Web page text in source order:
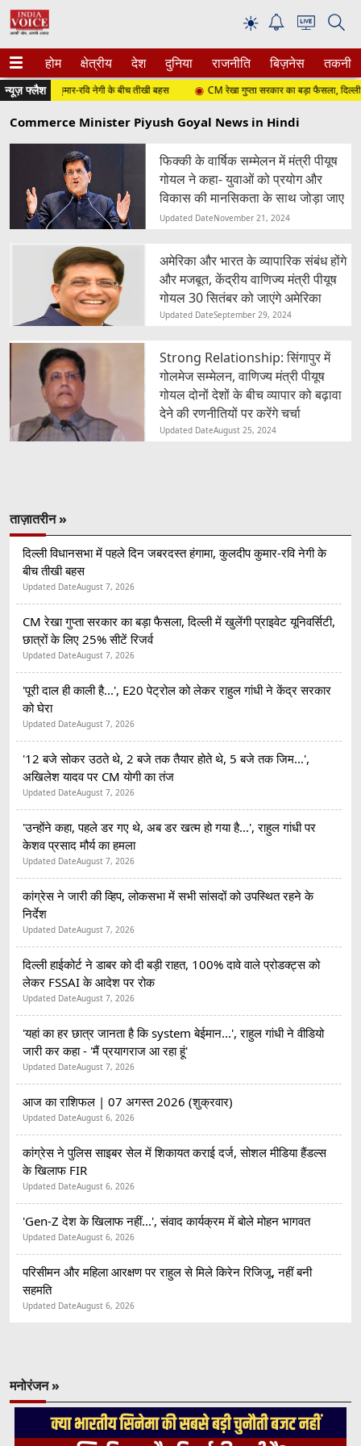
☀
होम क्षेत्रीय देश दुनिया राजनीति बिज़नेस तकनीक
न्यूज़ फ्लैश
कुलदीप कुमार-रवि नेगी के बीच तीखी बहस CM रेखा गुप्ता सरकार का बड़ा फैसला, दिल्ली में
Commerce Minister Piyush Goyal News in Hindi
फिक्की के वार्षिक सम्मेलन में मंत्री पीयूष
गोयल ने कहा- युवाओं को प्रयोग और
विकास की मानसिकता के साथ जोड़ा जाए
Updated DateNovember 21, 2024
अमेरिका और भारत के व्यापारिक संबंध होंगे
और मजबूत, केंद्रीय वाणिज्य मंत्री पीयूष
गोयल 30 सितंबर को जाएंगे अमेरिका
Updated DateSeptember 29, 2024
Strong Relationship: सिंगापुर में
गोलमेज सम्मेलन, वाणिज्य मंत्री पीयूष
गोयल दोनों देशों के बीच व्यापार को बढ़ावा
देने की रणनीतियों पर करेंगे चर्चा
Updated DateAugust 25, 2024
ताज़ातरीन »
दिल्ली विधानसभा में पहले दिन जबरदस्त हंगामा, कुलदीप कुमार-रवि नेगी के
बीच तीखी बहस
Updated DateAugust 7, 2026
CM रेखा गुप्ता सरकार का बड़ा फैसला, दिल्ली में खुलेंगी प्राइवेट यूनिवर्सिटी,
छात्रों के लिए 25% सीटें रिजर्व
Updated DateAugust 7, 2026
'पूरी दाल ही काली है...', E20 पेट्रोल को लेकर राहुल गांधी ने केंद्र सरकार
को घेरा
Updated DateAugust 7, 2026
'12 बजे सोकर उठते थे, 2 बजे तक तैयार होते थे, 5 बजे तक जिम...',
अखिलेश यादव पर CM योगी का तंज
Updated DateAugust 7, 2026
'उन्होंने कहा, पहले डर गए थे, अब डर खत्म हो गया है...', राहुल गांधी पर
केशव प्रसाद मौर्य का हमला
Updated DateAugust 7, 2026
कांग्रेस ने जारी की व्हिप, लोकसभा में सभी सांसदों को उपस्थित रहने के
निर्देश
Updated DateAugust 7, 2026
दिल्ली हाईकोर्ट ने डाबर को दी बड़ी राहत, 100% दावे वाले प्रोडक्ट्स को
लेकर FSSAI के आदेश पर रोक
Updated DateAugust 7, 2026
'यहां का हर छात्र जानता है कि system बेईमान...', राहुल गांधी ने वीडियो
जारी कर कहा - 'मैं प्रयागराज आ रहा हूं'
Updated DateAugust 7, 2026
आज का राशिफल | 07 अगस्त 2026 (शुक्रवार)
Updated DateAugust 6, 2026
कांग्रेस ने पुलिस साइबर सेल में शिकायत कराई दर्ज, सोशल मीडिया हैंडल्स
के खिलाफ FIR
Updated DateAugust 6, 2026
'Gen-Z देश के खिलाफ नहीं...', संवाद कार्यक्रम में बोले मोहन भागवत
Updated DateAugust 6, 2026
परिसीमन और महिला आरक्षण पर राहुल से मिले किरेन रिजिजू, नहीं बनी
सहमति
Updated DateAugust 6, 2026
मनोरंजन »